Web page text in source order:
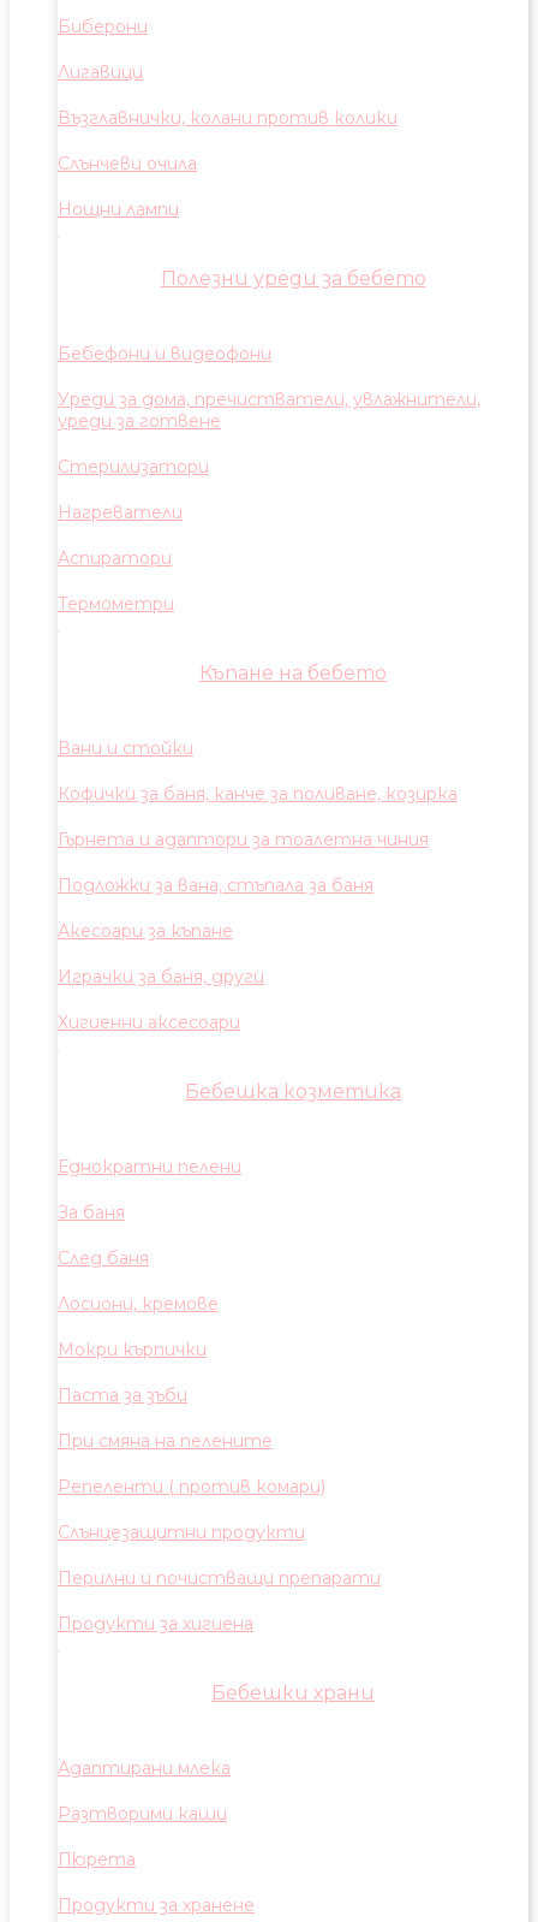
Биберони
Лигавици
Възглавнички, колани против колики
Слънчеви очила
Нощни лампи
Полезни уреди за бебето
Бебефони и видеофони
Уреди за дома, пречистватели, увлажнители,
уреди за готвене
Стерилизатори
Нагреватели
Аспиратори
Термометри
Къпане на бебето
Вани и стойки
Кофички за баня, канче за поливане, козирка
Гърнета и адаптори за тоалетна чиния
Подложки за вана, стъпала за баня
Акесоари за къпане
Играчки за баня, други
Хигиенни аксесоари
Бебешка козметика
Еднократни пелени
За баня
След баня
Лосиони, кремове
Мокри кърпички
Паста за зъби
При смяна на пелените
Репеленти ( против комари)
Слънцезащитни продукти
Перилни и почистващи препарати
Продукти за хигиена
Бебешки храни
Адаптирани млека
Разтворими каши
Пюрета
Продукти за хранене